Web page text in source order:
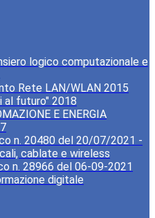
logico computazionale e
Rete LAN/WLAN 2015
al futuro" 2018
E ENERGIA
n. 20480 del 20/07/2021 -
cablate e wireless
n. 28966 del 06-09-2021
digitale